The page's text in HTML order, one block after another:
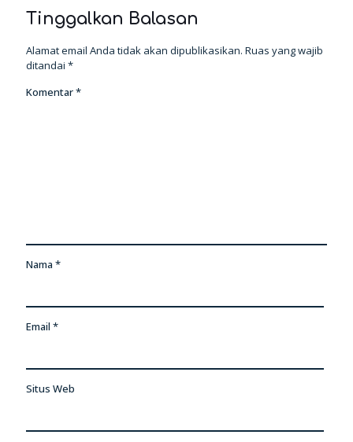
Tinggalkan Balasan
Alamat email Anda tidak akan dipublikasikan. Ruas yang wajib
ditandai *
Komentar*
Nama *
Email *
Situs Web